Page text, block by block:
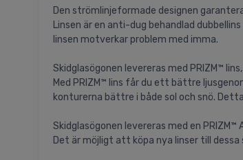
Den strömlinjeformade designen
Linsen är en anti-dug behandlad
linsen motverkar problem med imma.
Skidglasögonen levereras med PRIZM™
Med PRIZM™ lins får du ett bättre
konturerna bättre i både sol och snö.
Skidglasögonen levereras med en
Det är möjligt att köpa nya linser till